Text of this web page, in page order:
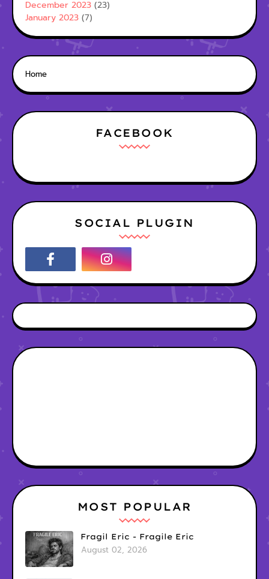
December 2023 (23)
January 2023 (7)
Home
FACEBOOK
SOCIAL PLUGIN
MOST POPULAR
Fragil Eric - Fragile Eric
August 02, 2026